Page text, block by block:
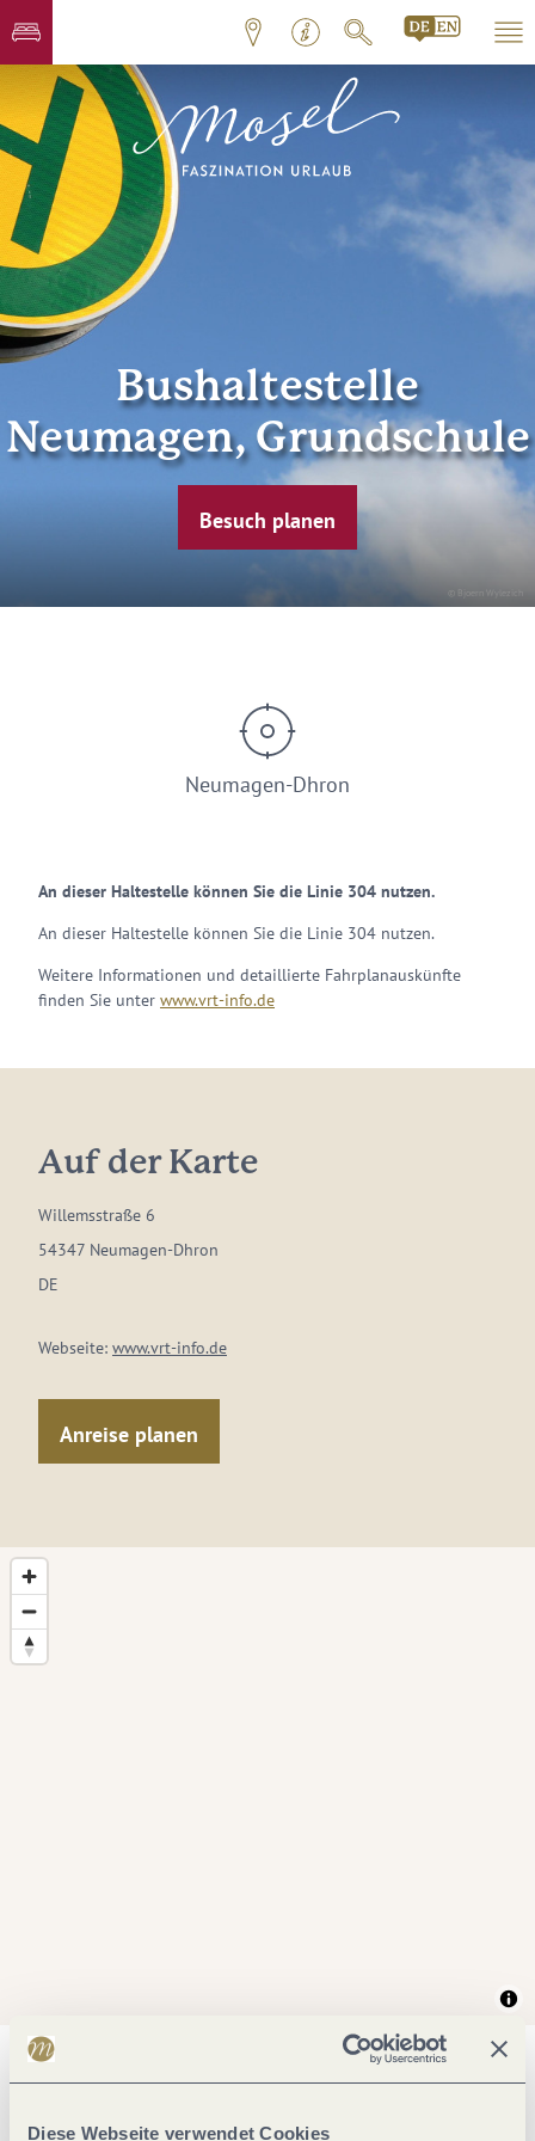
Diese Webseite verwendet Cookies
© Bjoern Wylezich
Bushaltestelle
Neumagen, Grundschule
Besuch planen
Neumagen-Dhron
An dieser Haltestelle können Sie die Linie 304 nutzen.
An dieser Haltestelle können Sie die Linie 304 nutzen.
Weitere Informationen und detaillierte Fahrplanauskünfte
finden Sie unter www.vrt-info.de
Auf der Karte
Willemsstraße 6
54347 Neumagen-Dhron
DE
Webseite: www.vrt-info.de
Anreise planen
Allgemeine Informationen